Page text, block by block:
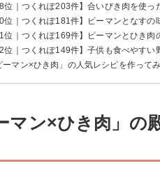
位｜つくれぽ203件】合いびき肉を使っ
位｜つくれぽ181件】ピーマンとなすの
位｜つくれぽ169件】ピーマンとひき肉
位｜つくれぽ149件】子供も食べやす
ーマン×ひき肉」の人気レシピを作って
マン×ひき肉」の